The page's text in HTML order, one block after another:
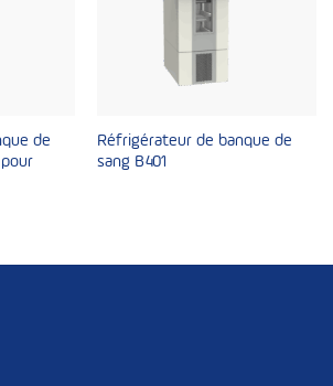
de
Réfrigérateur de banque de
sang B401